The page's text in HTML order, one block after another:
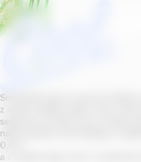
Smícháním piva s ovocnou
z našich sládků
segmentu na bázi piva v České
naše portfolio Cool skládá z
0
a z nealko řady Cool+ s funkčními